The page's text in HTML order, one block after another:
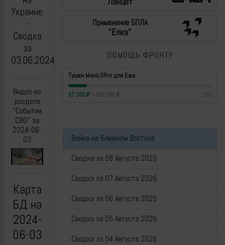
Украине
-
Сводка
за
03.06.2024
Видео из
раздела
"События
СВО" за
2024-06-
03
PreviousNext
Карта
БД на
2024-
06-03
Применение БПЛА
"Елка"
ПОМОЩЬ ФРОНТУ
Тушки Mavic3Pro для Ежа
57 200₽/ 430 000 ₽ 13%
Война на Ближнем Востоке
Сводка за 08 Августа 2026
Сводка за 07 Августа 2026
Сводка за 06 Августа 2026
Сводка за 05 Августа 2026
Сводка за 04 Августа 2026